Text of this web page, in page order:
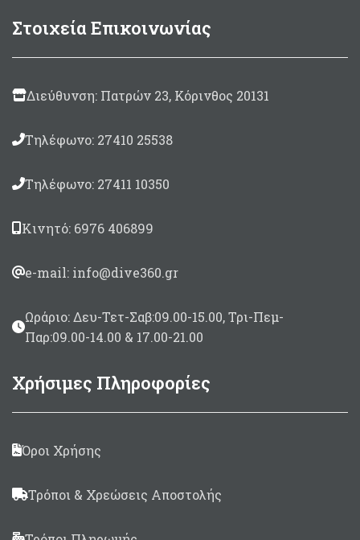
Στοιχεία Επικοινωνίας
Διεύθυνση: Πατρών 23, Κόρινθος 20131
Τηλέφωνο: 27410 25538
Τηλέφωνο: 27411 10350
Κινητό: 6976 406899
e-mail: info@dive360.gr
Ωράριο: Δευ-Τετ-Σαβ:09.00-15.00, Τρι-Πεμ-
Παρ:09.00-14.00 & 17.00-21.00
Χρήσιμες Πληροφορίες
Όροι Χρήσης
Τρόποι & Χρεώσεις Αποστολής